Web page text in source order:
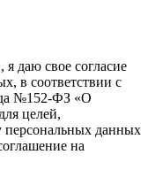
даю свое согласие
в соответствии с
№152-ФЗ «О
целей,
персональных данных
на